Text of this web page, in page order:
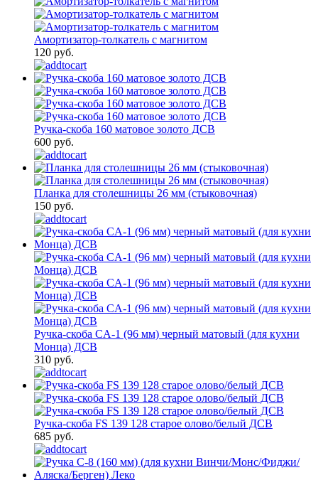
Амортизатор-толкатель с магнитом
120 руб.
Ручка-скоба 160 матовое золото ДСВ
600 руб.
Планка для столешницы 26 мм (стыковочная)
150 руб.
Ручка-скоба CA-1 (96 мм) черный матовый (для кухни
Монца) ДСВ
310 руб.
Ручка-скоба FS 139 128 старое олово/белый ДСВ
685 руб.